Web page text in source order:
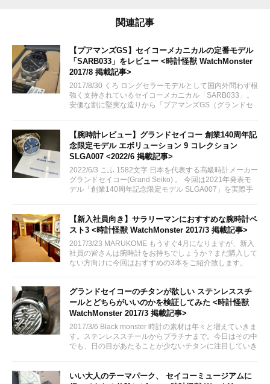
関連記事
【プアマンズGS】セイコーメカニカルの定番モデル
「SARB033」をレビュー <時計怪獣 WatchMonster
2017/8 掲載記事>
2017/8/30 くろ ロングセラーモデルとして国内外問わず根
強く支持されているセイコーメカニカル「SARB033」。
安価な割に堅実な造りから「プアマンズGS（グランドセ
【腕時計レビュー】グランドセイコー 創業140周年記
念限定モデル エボリューション 9 コレクション
SLGA007 <2022/6 掲載記事>
2022/6/3 こふ 1582文字 日本を代表する高級時計メーカー
グランドセイコー(Grand Seiko) 。 今回は2021年発表モ
デル「創業140周年記念限定モデル SLGA007」を実際手
【新入社員向き】サラリーマンにおすすめな腕時計ベ
スト3 <時計怪獣 WatchMonster 2017/3 掲載記事>
2017/3/23 MARUKOME もうすぐ4月になりますが、新入
社員の皆さんは腕時計をお持ちでしょうか？まだ購入して
ない方向けに今回はおすすめの3本をご紹介致します。
グランドセイコーのチタンが欲しい ステンレススチ
ールとどちらがいいのかを検証してみた <時計怪獣
WatchMonster 2017/3 掲載記事>
2017/3/6 Black monster 時計の素材は年々と増えていきま
す。ステンレススチールからプラチナまで。今日はその中
でも、日の目があたることが少ないチタンに注目していき
いい大人のテーマパーク、 セイコーミュージアムに